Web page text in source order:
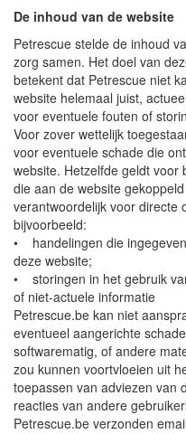
De inhoud van de website
Petrescue stelde de inhoud
zorg samen. Het doel van
betekent dat Petrescue niet
website helemaal juist,
voor eventuele fouten of
Voor zover wettelijk
voor eventuele schade die
website. Hetzelfde geldt voor
die aan de website
verantwoordelijk voor directe
bijvoorbeeld:
• handelingen die
deze website;
• storingen in het gebruik
of niet-actuele informatie
Petrescue.be kan niet
eventueel aangerichte
softwarematig, of andere
zou kunnen voortvloeien uit
toepassen van adviezen van
reacties van andere
Petrescue.be verzonden